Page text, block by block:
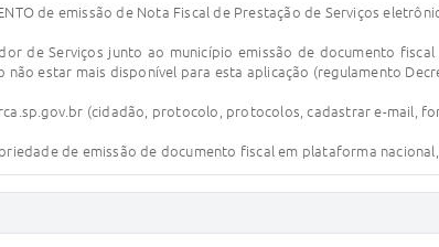
de emissão de Nota Fiscal de Prestação de Serviços
de Serviços junto ao município emissão de documento
estar mais disponível para esta aplicação (regulamento
(cidadão, protocolo, protocolos, cadastrar e-mail,
de emissão de documento fiscal em plataforma